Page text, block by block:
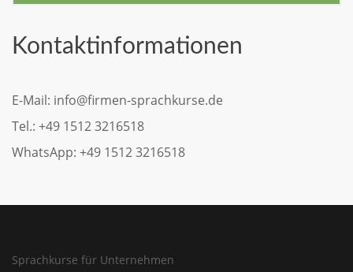
Kontaktinformationen
E-Mail: info@firmen-sprachkurse.de
Tel.: +49 1512 3216518
WhatsApp: +49 1512 3216518
Sprachkurse für Unternehmen